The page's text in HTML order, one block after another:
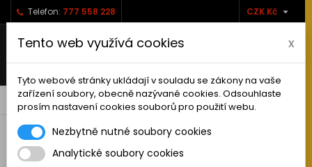
Telefon: 777 558 228 CZK Kč 
   shopping_cart0
RC AUTA
Tento web využívá cookies x
Tyto webové stránky ukládají v souladu se zákony na vaše
zařízení soubory, obecně nazývané cookies. Odsouhlaste
prosím nastavení cookies souborů pro použití webu.
Nezbytně nutné soubory cookies
Analytické soubory cookies